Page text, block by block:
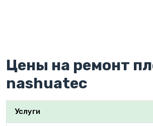
Цены на ремонт
nashuatec
Услуги